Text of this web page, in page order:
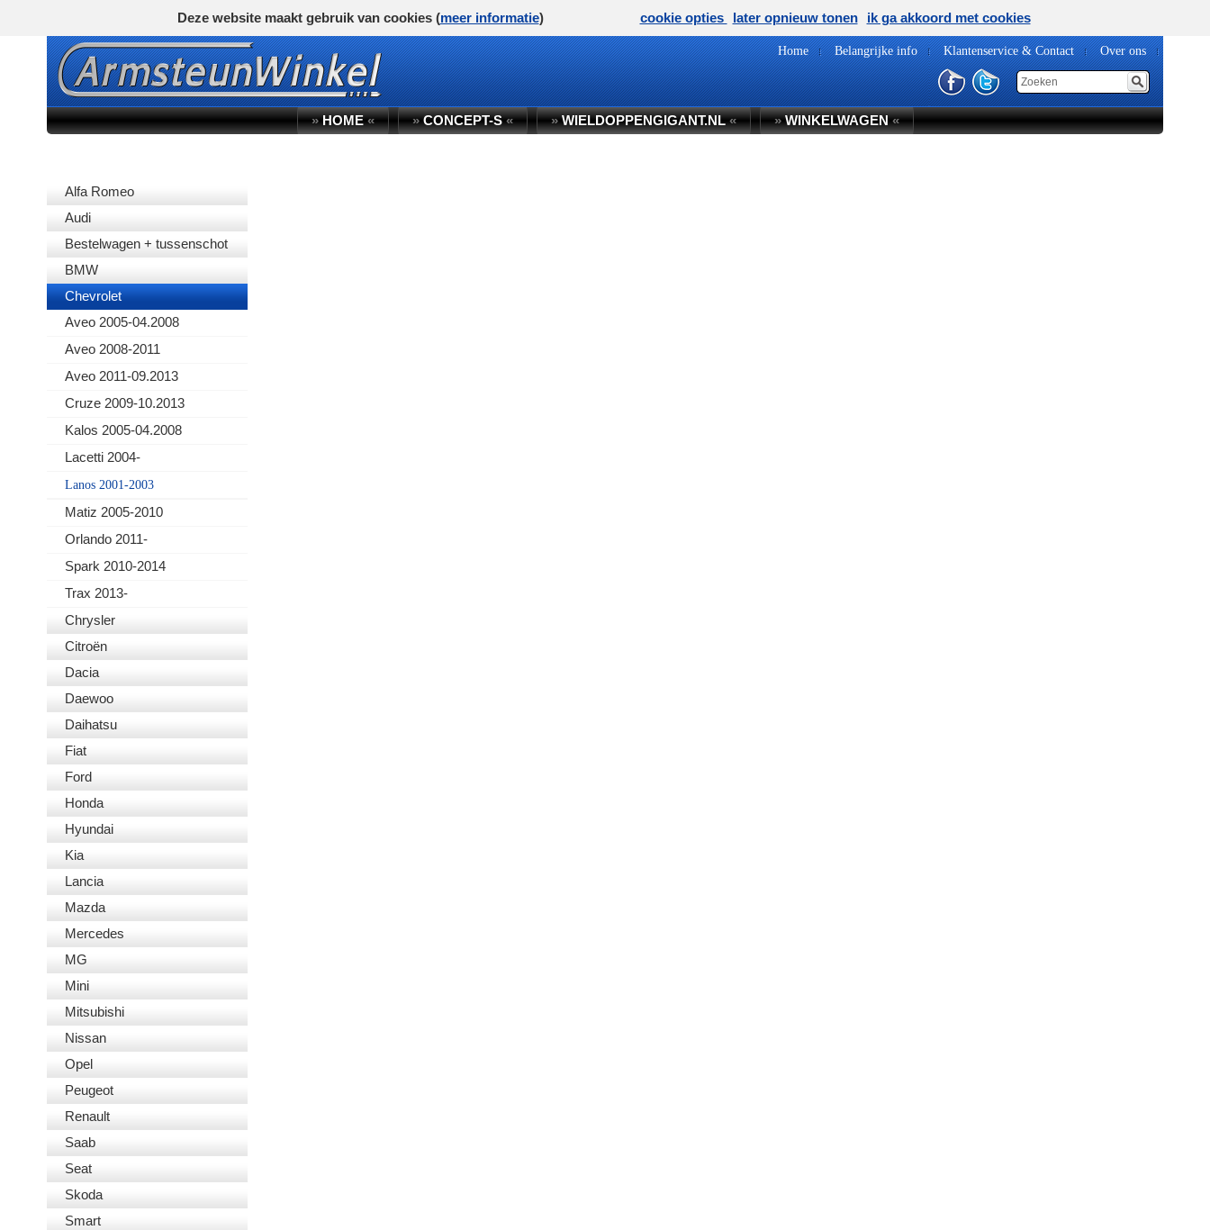
Home Belangrijke info Klantenservice & Contact Over ons
»HOME« »CONCEPT-S« »WIELDOPPENGIGANT.NL« »WINKELWAGEN«
Alfa Romeo
Audi
Bestelwagen + tussenschot
BMW
Chevrolet
Aveo 2005-04.2008
Aveo 2008-2011
Aveo 2011-09.2013
Cruze 2009-10.2013
Kalos 2005-04.2008
Lacetti 2004-
Lanos 2001-2003
Matiz 2005-2010
Orlando 2011-
Spark 2010-2014
Trax 2013-
Chrysler
Citroën
Dacia
Daewoo
Daihatsu
Fiat
Ford
Honda
Hyundai
Kia
Lancia
Mazda
Mercedes
MG
Mini
Mitsubishi
Nissan
Opel
Peugeot
Renault
Saab
Seat
Skoda
Smart
Deze website maakt gebruik van cookies (meer informatie) cookie opties later opnieuw tonen ik ga akkoord met cookies